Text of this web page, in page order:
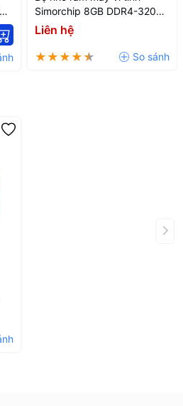
Simorchip 8GB DDR4-3200
Cas 22
Liên hệ